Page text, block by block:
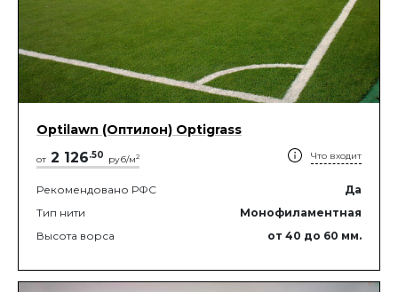
Optilawn (Оптилон) Optigrass
от 2 126.50 руб/м2 Что входит
Рекомендовано РФС
Да
Тип нити
Монофиламентная
Высота ворса
от 40 до 60 мм.